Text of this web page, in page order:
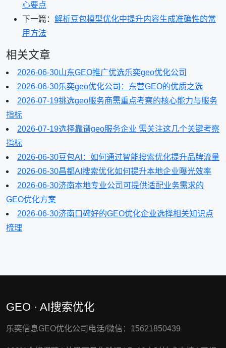
心要点
下一篇： 解析豆包模型优化中提升内容生成准确性的常
用方法
相关文章
2026-06-30山东GEO推广优选乐奕geo优化公司
2026-06-30乐奕geo优化公司：东营GEO的优质之选
2026-07-19挑选geo服务商需重点考察的核心能力与服务
指标
2026-07-19选择靠谱geo服务企业 需关注这几个关键考察
指标
2026-06-30豆包AI：如何通过智能搜索优化提升品牌流量
2026-06-30昌都AI搜索优化如何提升本地企业曝光效率
2026-06-30济南本地专业公司可提供适配业务需求的
GEO优化方案
2026-06-30济南口碑好的GEO优化企业选择相关知识点
梳理
GEO · AI搜索优化
乐奕信息GEO优化公司电话/微信：15621850439